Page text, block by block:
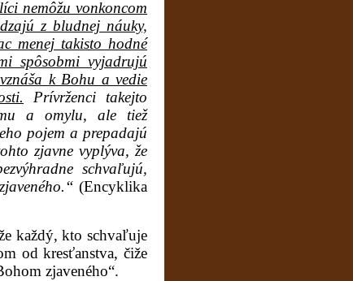
nemôžu vonkoncom
z bludnej náuky,
menej takisto hodné
spôsobmi vyjadrujú
k Bohu a vedie
Prívrženci takejto
a omylu, ale tiež
pojem a prepadajú
zjavne vyplýva, že
schvaľujú,
(Encyklika
každý, kto schvaľuje
od kresťanstva, čiže
zjaveného“.